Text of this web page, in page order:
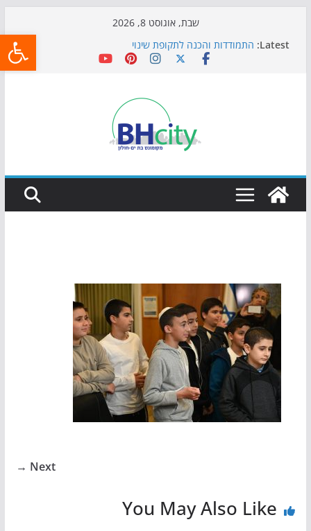
שבת, אוגוסט 8, 2026
Latest: התמודדות והכנה לתקופת שינוי
אי ההרפתקאות ממשיך לכבוש את הגינות: מאות משפחות
כדורגל באווירה מיוחדת: הקרנת גמר המונדיאל בטרמינל
הקיץ של בני הנוער בבת־ים: חוף הריביירה הופך למרחב
בטוח בשעות הערב
Next →
You May Also Like